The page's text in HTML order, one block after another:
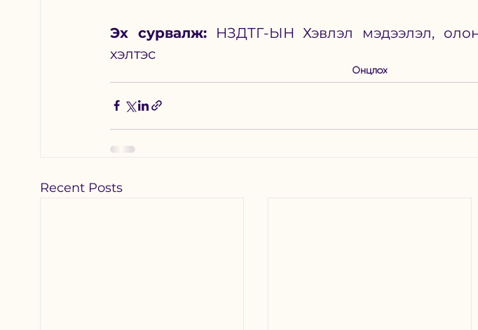
Эх сурвалж: НЗДТГ-ЫН Хэвлэл мэдээлэл,
хэлтэс
Онцлох
Recent Posts